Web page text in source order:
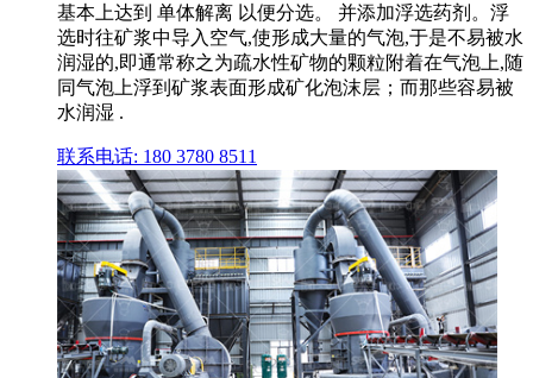
基本上达到 单体解离 以便分选。 并添加浮选药剂。浮
选时往矿浆中导入空气,使形成大量的气泡,于是不易被水
润湿的,即通常称之为疏水性矿物的颗粒附着在气泡上,随
同气泡上浮到矿浆表面形成矿化泡沫层；而那些容易被
水润湿 .
联系电话: 180 3780 8511